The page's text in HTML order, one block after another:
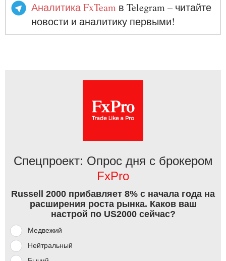
Аналитика FxTeam в Telegram – читайте
новости и аналитику первыми!
Спецпроект: Опрос дня с брокером
FxPro
Russell 2000 прибавляет 8% с начала года на
расширения роста рынка. Каков ваш
настрой по US2000 сейчас?
Медвежий
Нейтральный